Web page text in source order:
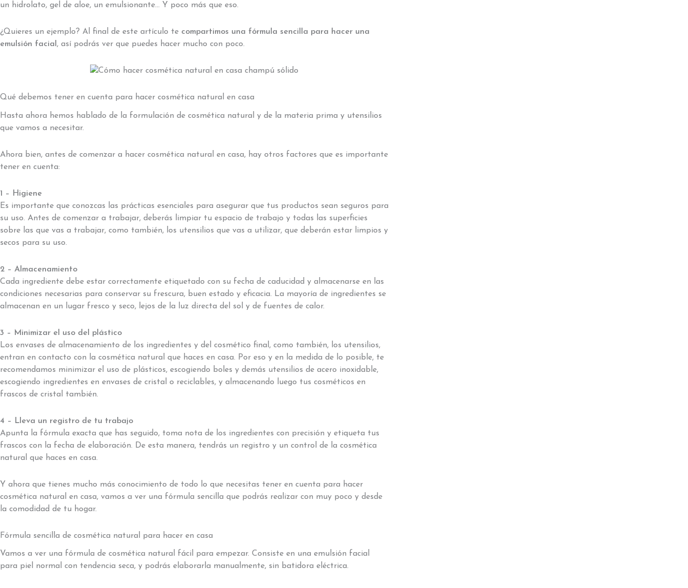
un hidrolato, gel de aloe, un emulsionante… Y poco más que eso.
¿Quieres un ejemplo? Al final de este artículo te compartimos una fórmula sencilla para hacer una
emulsión facial, así podrás ver que puedes hacer mucho con poco.
Qué debemos tener en cuenta para hacer cosmética natural en casa
Hasta ahora hemos hablado de la formulación de cosmética natural y de la materia prima y utensilios
que vamos a necesitar.
Ahora bien, antes de comenzar a hacer cosmética natural en casa, hay otros factores que es importante
tener en cuenta:
1 – Higiene
Es importante que conozcas las prácticas esenciales para asegurar que tus productos sean seguros para
su uso. Antes de comenzar a trabajar, deberás limpiar tu espacio de trabajo y todas las superficies
sobre las que vas a trabajar, como también, los utensilios que vas a utilizar, que deberán estar limpios y
secos para su uso.
2 – Almacenamiento
Cada ingrediente debe estar correctamente etiquetado con su fecha de caducidad y almacenarse en las
condiciones necesarias para conservar su frescura, buen estado y eficacia. La mayoría de ingredientes se
almacenan en un lugar fresco y seco, lejos de la luz directa del sol y de fuentes de calor.
3 – Minimizar el uso del plástico
Los envases de almacenamiento de los ingredientes y del cosmético final, como también, los utensilios,
entran en contacto con la cosmética natural que haces en casa. Por eso y en la medida de lo posible, te
recomendamos minimizar el uso de plásticos, escogiendo boles y demás utensilios de acero inoxidable,
escogiendo ingredientes en envases de cristal o reciclables, y almacenando luego tus cosméticos en
frascos de cristal también.
4 – Lleva un registro de tu trabajo
Apunta la fórmula exacta que has seguido, toma nota de los ingredientes con precisión y etiqueta tus
frascos con la fecha de elaboración. De esta manera, tendrás un registro y un control de la cosmética
natural que haces en casa.
Y ahora que tienes mucho más conocimiento de todo lo que necesitas tener en cuenta para hacer
cosmética natural en casa, vamos a ver una fórmula sencilla que podrás realizar con muy poco y desde
la comodidad de tu hogar.
Fórmula sencilla de cosmética natural para hacer en casa
Vamos a ver una fórmula de cosmética natural fácil para empezar. Consiste en una emulsión facial
para piel normal con tendencia seca, y podrás elaborarla manualmente, sin batidora eléctrica.